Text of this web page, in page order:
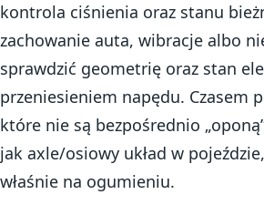
kontrola ciśnienia oraz stanu
zachowanie auta, wibracje albo
sprawdzić geometrię oraz stan
przeniesieniem napędu. Czasem
które nie są bezpośrednio
jak axle/osiowy układ w
właśnie na ogumieniu.